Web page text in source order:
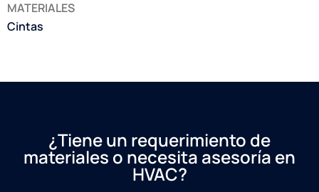
MATERIALES
Cintas
¿Tiene un requerimiento de
materiales o necesita asesoría en
HVAC?